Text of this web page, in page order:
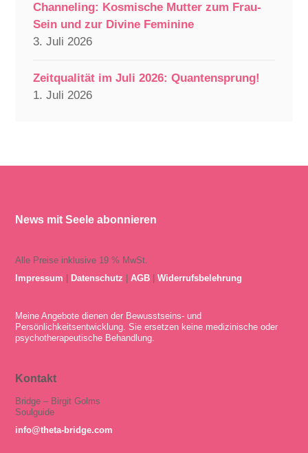
Channeling: Kosmische Mutter zum Frau-
Sein und zur Divine Feminine
3. Juli 2026
Zeitqualität im Juli 2026: Quantensprung!
1. Juli 2026
News mit Seele abonnieren
Alle Preise inklusive 19 % MwSt.
Impressum
Datenschutz |AGB |Widerrufsbelehrung
Meine Angebote dienen der Bewusstseins- und
Persönlichkeitsentwicklung. Sie ersetzen keine medizinische oder
psychotherapeutische Behandlung.
Kontakt
Bridge – Birgit Golms
Soulguide
info@theta-bridge.com